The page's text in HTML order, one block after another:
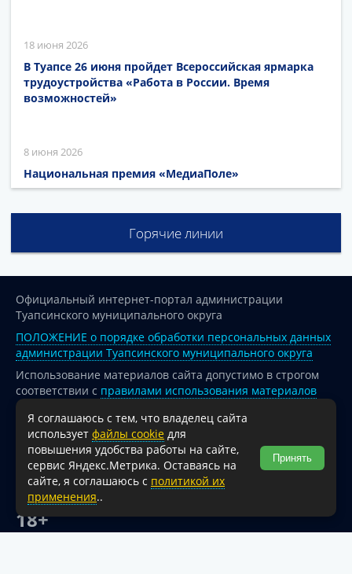
18 июня 2026
В Туапсе 26 июня пройдет Всероссийская ярмарка
трудоустройства «Работа в России. Время
возможностей»
8 июня 2026
Национальная премия «МедиаПоле»
Горячие линии
Официальный интернет-портал администрации
Туапсинского муниципального округа
ПОЛОЖЕНИЕ о порядке обработки персональных данных
администрации Туапсинского муниципального округа
Использование материалов сайта допустимо в строгом
соответствии с правилами использования материалов
опубликованных на сайте
При перепечатке и использовании информации ссылка
на источник обязательна.
Для сайтов и страниц сети Интернет обязательна
активная гиперссылка на официальный интернет-портал
администрации Туапсинского муниципального округа.
18+
Я соглашаюсь с тем, что владелец сайта
использует файлы cookie для
повышения удобства работы на сайте,
сервис Яндекс.Метрика. Оставаясь на
сайте, я соглашаюсь с политикой их
применения..
Принять